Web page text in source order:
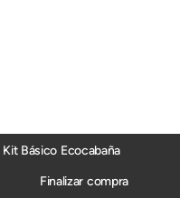
Kit Básico Ecocabaña
Finalizar compra